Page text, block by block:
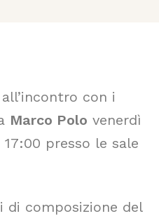
con i
Marco Polo venerdì
presso le sale
di composizione del